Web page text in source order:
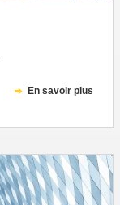
En savoir plus